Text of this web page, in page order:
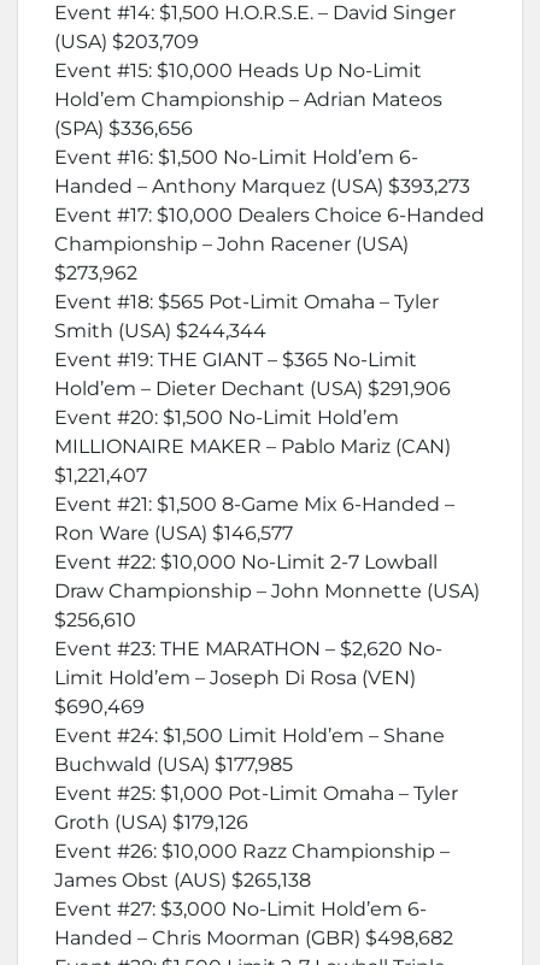
Event #14: $1,500 H.O.R.S.E. – David Singer
(USA) $203,709
Event #15: $10,000 Heads Up No-Limit
Hold’em Championship – Adrian Mateos
(SPA) $336,656
Event #16: $1,500 No-Limit Hold’em 6-
Handed – Anthony Marquez (USA) $393,273
Event #17: $10,000 Dealers Choice 6-Handed
Championship – John Racener (USA)
$273,962
Event #18: $565 Pot-Limit Omaha – Tyler
Smith (USA) $244,344
Event #19: THE GIANT – $365 No-Limit
Hold’em – Dieter Dechant (USA) $291,906
Event #20: $1,500 No-Limit Hold’em
MILLIONAIRE MAKER – Pablo Mariz (CAN)
$1,221,407
Event #21: $1,500 8-Game Mix 6-Handed –
Ron Ware (USA) $146,577
Event #22: $10,000 No-Limit 2-7 Lowball
Draw Championship – John Monnette (USA)
$256,610
Event #23: THE MARATHON – $2,620 No-
Limit Hold’em – Joseph Di Rosa (VEN)
$690,469
Event #24: $1,500 Limit Hold’em – Shane
Buchwald (USA) $177,985
Event #25: $1,000 Pot-Limit Omaha – Tyler
Groth (USA) $179,126
Event #26: $10,000 Razz Championship –
James Obst (AUS) $265,138
Event #27: $3,000 No-Limit Hold’em 6-
Handed – Chris Moorman (GBR) $498,682